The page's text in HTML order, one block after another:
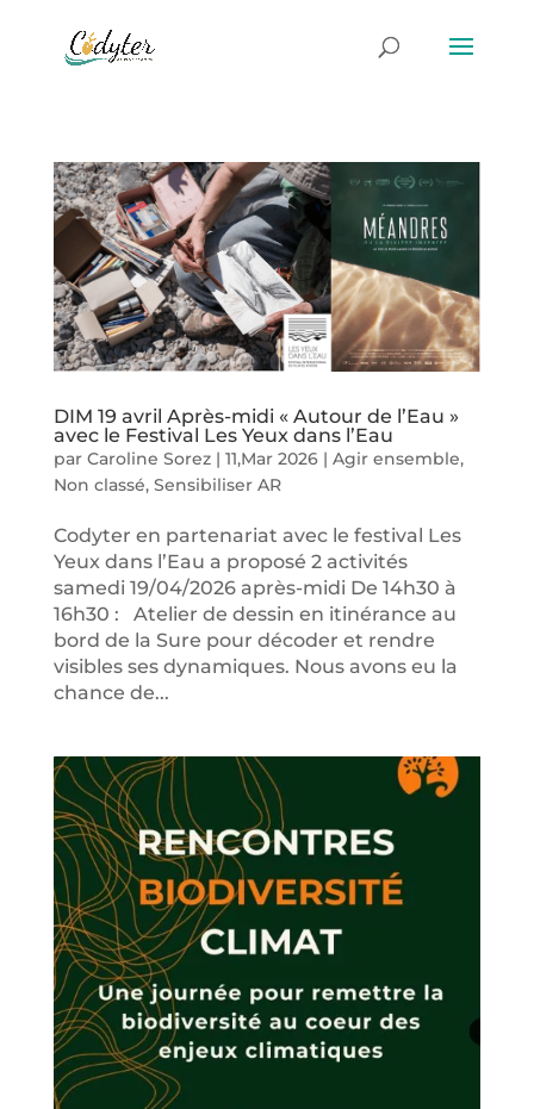
DIM 19 avril Après-midi « Autour de l’Eau »
avec le Festival Les Yeux dans l’Eau
par Caroline Sorez| 11,Mar 2026| Agir ensemble,
Non classé, Sensibiliser AR
Codyter en partenariat avec le festival Les
Yeux dans l’Eau a proposé 2 activités
samedi 19/04/2026 après-midi De 14h30 à
16h30 : Atelier de dessin en itinérance au
bord de la Sure pour décoder et rendre
visibles ses dynamiques. Nous avons eu la
chance de...